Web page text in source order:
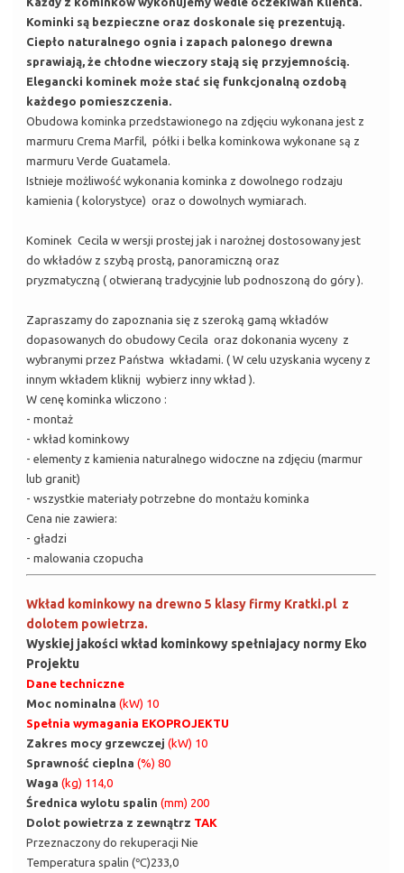
Kominki są bezpieczne oraz doskonale się prezentują.
Ciepło naturalnego ognia i zapach palonego drewna
sprawiają, że chłodne wieczory stają się przyjemnością.
Elegancki kominek może stać się funkcjonalną ozdobą
każdego pomieszczenia.
Obudowa kominka przedstawionego na zdjęciu wykonana jest z
marmuru Crema Marfil, półki i belka kominkowa wykonane są z
marmuru Verde Guatamela.
Istnieje możliwość wykonania kominka z dowolnego rodzaju
kamienia ( kolorystyce) oraz o dowolnych wymiarach.
Kominek Cecila w wersji prostej jak i narożnej dostosowany jest
do wkładów z szybą prostą, panoramiczną oraz
pryzmatyczną ( otwieraną tradycyjnie lub podnoszoną do góry ).
Zapraszamy do zapoznania się z szeroką gamą wkładów
dopasowanych do obudowy Cecila oraz dokonania wyceny z
wybranymi przez Państwa wkładami. ( W celu uzyskania wyceny z
innym wkładem kliknij wybierz inny wkład ).
W cenę kominka wliczono :
- montaż
- wkład kominkowy
- elementy z kamienia naturalnego widoczne na zdjęciu (marmur
lub granit)
- wszystkie materiały potrzebne do montażu kominka
Cena nie zawiera:
- gładzi
- malowania czopucha
Wkład kominkowy na drewno 5 klasy firmy Kratki.pl z
dolotem powietrza.
Wyskiej jakości wkład kominkowy spełniajacy normy Eko
Projektu
Dane techniczne
Moc nominalna (kW) 10
Spełnia wymagania EKOPROJEKTU
Zakres mocy grzewczej (kW) 10
Sprawność cieplna (%) 80
Waga (kg) 114,0
Średnica wylotu spalin (mm) 200
Dolot powietrza z zewnątrz TAK
Przeznaczony do rekuperacji Nie
Temperatura spalin (℃)233,0